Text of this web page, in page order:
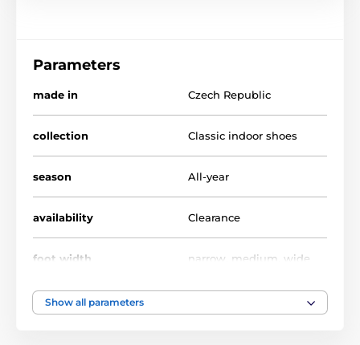
Parameters
made in Czech Republic
collection Classic indoor shoes
season All-year
availability Clearance
foot width narrow, medium, wide
instep height
Show all parameters